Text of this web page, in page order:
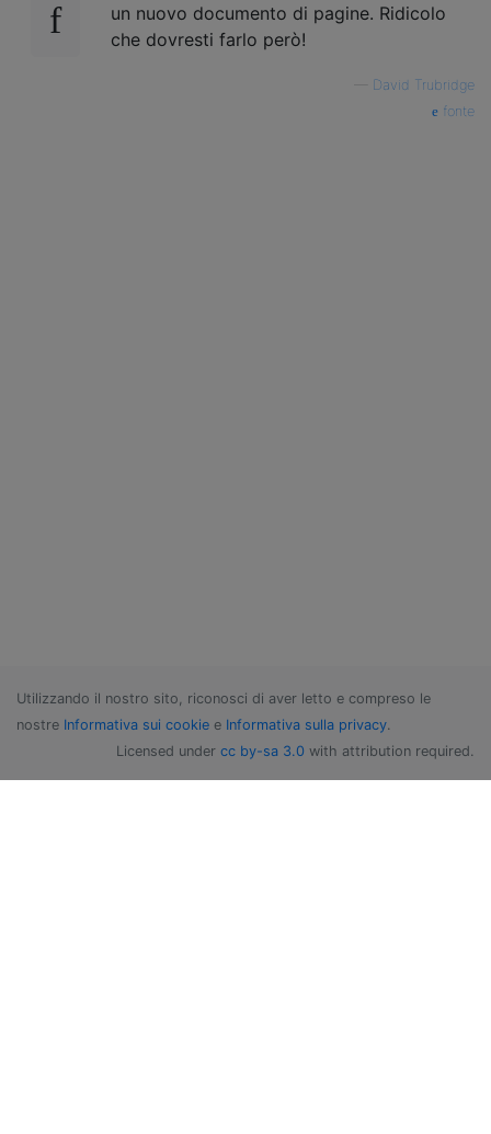
un nuovo documento di pagine. Ridicolo
che dovresti farlo però!
David Trubridge
fonte
Utilizzando il nostro sito, riconosci di aver letto e compreso le
nostre Informativa sui cookie e Informativa sulla privacy.
Licensed under cc by-sa 3.0 with attribution required.